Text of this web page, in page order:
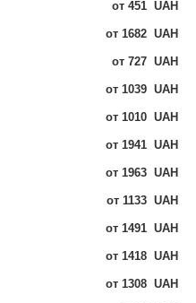
от 451 UAH
от 1682 UAH
от 727 UAH
от 1039 UAH
от 1010 UAH
от 1941 UAH
от 1963 UAH
от 1133 UAH
от 1491 UAH
от 1418 UAH
от 1308 UAH